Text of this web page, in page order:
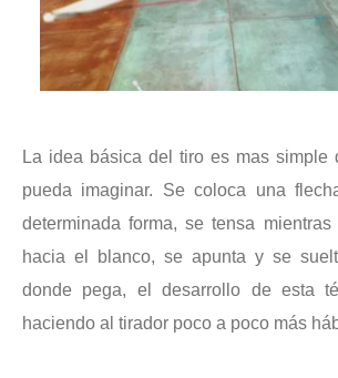
La idea básica del tiro es mas simple
pueda imaginar. Se coloca una
determinada forma, se tensa
hacia el blanco, se apunta y se
donde pega, el desarrollo de esta
haciendo al tirador poco a poco más